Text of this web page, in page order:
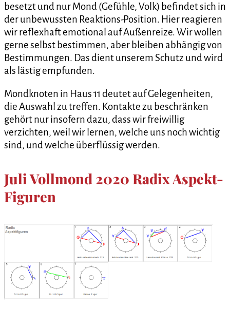
besetzt und nur Mond (Gefühle, Volk) befindet sich in
der unbewussten Reaktions-Position. Hier reagieren
wir reflexhaft emotional auf Außenreize. Wir wollen
gerne selbst bestimmen, aber bleiben abhängig von
Bestimmungen. Das dient unserem Schutz und wird
als lästig empfunden.
Mondknoten in Haus 11 deutet auf Gelegenheiten,
die Auswahl zu treffen. Kontakte zu beschränken
gehört nur insofern dazu, dass wir freiwillig
verzichten, weil wir lernen, welche uns noch wichtig
sind, und welche überflüssig werden.
Juli Vollmond 2020 Radix Aspekt-
Figuren